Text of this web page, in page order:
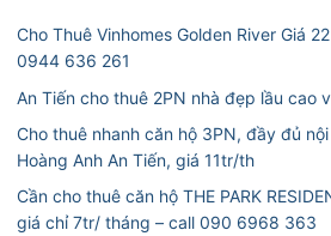
Cho Thuê Vinhomes Golden River Giá
0944 636 261
An Tiến cho thuê 2PN nhà đẹp lầu cao
Cho thuê nhanh căn hộ 3PN, đầy đủ
Hoàng Anh An Tiến, giá 11tr/th
Cần cho thuê căn hộ THE PARK
giá chỉ 7tr/ tháng – call 090 6968 363